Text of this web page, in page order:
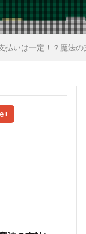
払いは一定！？魔法